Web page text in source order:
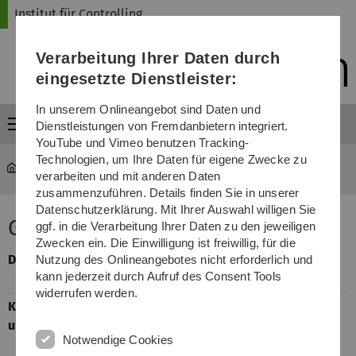
Direkt
Direkt
Direkt
(Sprache,
Drucken,
Media)
Direkt
Direkt
Institut für Controlling
Menü
Institut für Controlling Grundlagen des Controllings
Grundlagen des Controllings
Dozent
Prof. Dr. Paul Wentges/Carolin Böckers,
M.Sc.
Kursformat
und Termine
Dienstags, 08:30 - 10:00 Uhr, H12
Verarbeitung Ihrer Daten durch
eingesetzte Dienstleister:
In unserem Onlineangebot sind Daten und
Dienstleistungen von Fremdanbietern integriert.
YouTube und Vimeo benutzen Tracking-
Technologien, um Ihre Daten für eigene Zwecke zu
verarbeiten und mit anderen Daten
zusammenzuführen. Details finden Sie in unserer
Datenschutzerklärung. Mit Ihrer Auswahl willigen Sie
ggf. in die Verarbeitung Ihrer Daten zu den jeweiligen
Zwecken ein. Die Einwilligung ist freiwillig, für die
Nutzung des Onlineangebotes nicht erforderlich und
kann jederzeit durch Aufruf des Consent Tools
widerrufen werden.
Notwendige Cookies